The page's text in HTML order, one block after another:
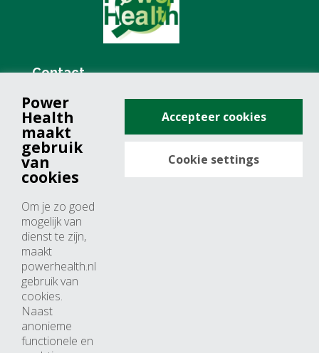
Contact
+31 (0)76 571 19 68
info@powerhealth.nl
Adresse
4817 ZH breda
Nederland
Horaires d’ouvertures
Du lundi au jeudi: 09:00 – 17:00
Vendredi: 09:00 – 15:00
Power
Health
maakt
gebruik
van
cookies
Om je zo goed
mogelijk van
dienst te zijn,
maakt
powerhealth.nl
gebruik van
cookies.
Naast
anonieme
functionele en
Accepteer cookies
Cookie settings